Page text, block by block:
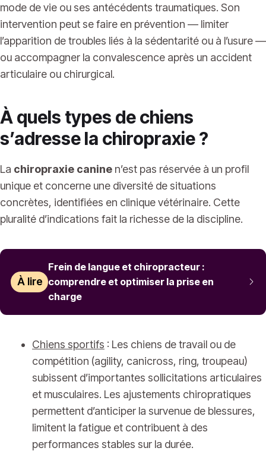
mode de vie ou ses antécédents traumatiques. Son
intervention peut se faire en prévention — limiter
l’apparition de troubles liés à la sédentarité ou à l’usure —
ou accompagner la convalescence après un accident
articulaire ou chirurgical.
À quels types de chiens
s’adresse la chiropraxie ?
La chiropraxie canine n’est pas réservée à un profil
unique et concerne une diversité de situations
concrètes, identifiées en clinique vétérinaire. Cette
pluralité d’indications fait la richesse de la discipline.
À lire
Frein de langue et chiropracteur :
comprendre et optimiser la prise en
charge
Chiens sportifs : Les chiens de travail ou de
compétition (agility, canicross, ring, troupeau)
subissent d’importantes sollicitations articulaires
et musculaires. Les ajustements chiropratiques
permettent d’anticiper la survenue de blessures,
limitent la fatigue et contribuent à des
performances stables sur la durée.